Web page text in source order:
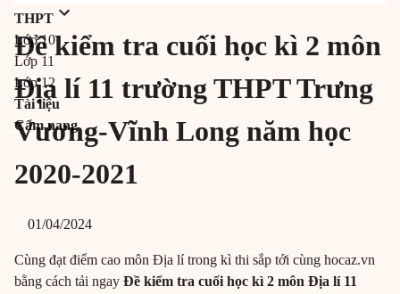
THPT
Lớp 10
Lớp 11
Lớp 12
Tài liệu
Cẩm nang
Đề kiểm tra cuối học kì 2 môn
Địa lí 11 trường THPT Trưng
Vương-Vĩnh Long năm học
2020-2021
01/04/2024
Cùng đạt điểm cao môn Địa lí trong kì thi sắp tới cùng hocaz.vn
bằng cách tải ngay Đề kiểm tra cuối học kì 2 môn Địa lí 11